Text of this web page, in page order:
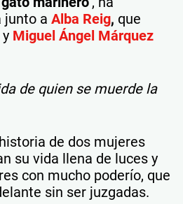
junto a Alba Reig, que
Miguel Ángel Márquez
de quien se muerde la
de dos mujeres
su vida llena de luces y
con mucho poderío, que
sin ser juzgadas.